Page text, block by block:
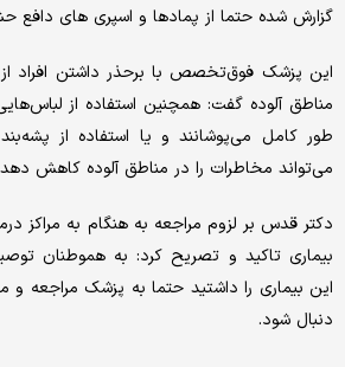
گزارش شده حتما از پمادها و اسپری های دافع
این پزشک فوق‌تخصص با برحذر داشتن افراد
مناطق آلوده گفت: همچنین استفاده از
طور کامل می‌پوشانند و یا استفاده از
می‌تواند مخاطرات را در مناطق آلوده کاهش
دکتر قدس بر لزوم مراجعه به هنگام به مراکز
بیماری تاکید و تصریح کرد: به هموطنان
این بیماری را داشتید حتما به پزشک مراجعه
دنبال شود.